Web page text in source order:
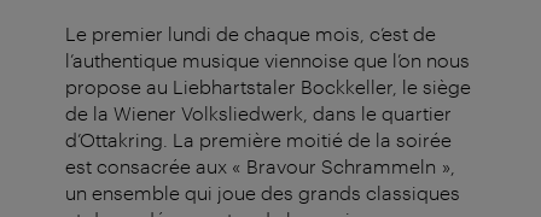
Le premier lundi de chaque mois, c’est de
l’authentique musique viennoise que l’on nous
propose au Liebhartstaler Bockkeller, le siège
de la Wiener Volksliedwerk, dans le quartier
d’Ottakring. La première moitié de la soirée
est consacrée aux « Bravour Schrammeln »,
un ensemble qui joue des grands classiques